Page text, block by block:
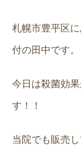
札幌市豊平区
付の田中です。
今日は殺菌効
す！！
当院でも販売